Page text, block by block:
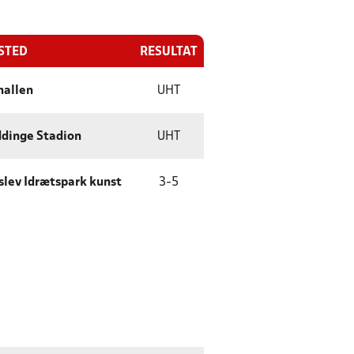
RESULTAT
UHT
Stadion UHT
Idrætspark kunst 3-5